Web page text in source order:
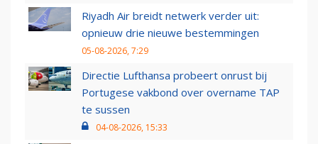
Riyadh Air breidt netwerk verder uit:
opnieuw drie nieuwe bestemmingen
05-08-2026, 7:29
Directie Lufthansa probeert onrust bij
Portugese vakbond over overname TAP
te sussen
04-08-2026, 15:33